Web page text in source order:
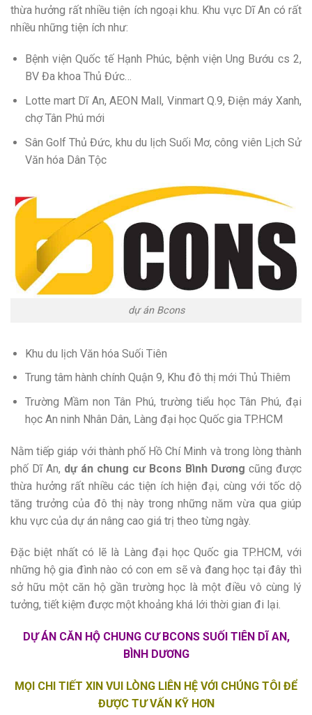
thừa hưởng rất nhiều tiện ích ngoại khu. Khu vực Dĩ An có rất
nhiều những tiện ích như:
Bệnh viện Quốc tế Hạnh Phúc, bệnh viện Ung Bướu cs 2,
BV Đa khoa Thủ Đức…
Lotte mart Dĩ An, AEON Mall, Vinmart Q.9, Điện máy Xanh,
chợ Tân Phú mới
Sân Golf Thủ Đức, khu du lịch Suối Mơ, công viên Lịch Sử
Văn hóa Dân Tộc
dự án Bcons
Khu du lịch Văn hóa Suối Tiên
Trung tâm hành chính Quận 9, Khu đô thị mới Thủ Thiêm
Trường Mầm non Tân Phú, trường tiểu học Tân Phú, đại
học An ninh Nhân Dân, Làng đại học Quốc gia TP.HCM
Nằm tiếp giáp với thành phố Hồ Chí Minh và trong lòng thành
phố Dĩ An, dự án chung cư Bcons Bình Dương cũng được
thừa hưởng rất nhiều các tiện ích hiện đại, cùng với tốc dộ
tăng trưởng của đô thị này trong những năm vừa qua giúp
khu vực của dự án nâng cao giá trị theo từng ngày.
Đặc biệt nhất có lẽ là Làng đại học Quốc gia TP.HCM, với
những hộ gia đình nào có con em sẽ và đang học tại đây thì
sở hữu một căn hộ gần trường học là một điều vô cùng lý
tưởng, tiết kiệm được một khoảng khá lới thời gian đi lại.
DỰ ÁN CĂN HỘ CHUNG CƯ BCONS SUỐI TIÊN DĨ AN,
BÌNH DƯƠNG
MỌI CHI TIẾT XIN VUI LÒNG LIÊN HỆ VỚI CHÚNG TÔI ĐỂ
ĐƯỢC TƯ VẤN KỸ HƠN